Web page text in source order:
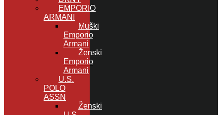
EMPORIO
ARMANI
Muški
Emporio
Armani
Ženski
Emporio
Armani
U.S.
POLO
ASSN
Ženski